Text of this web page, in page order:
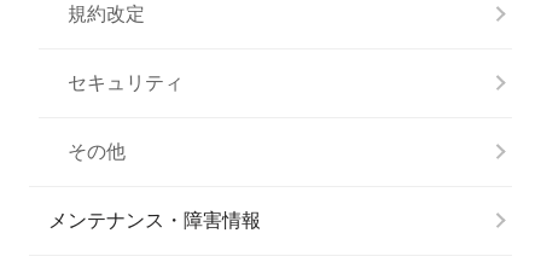
規約改定
セキュリティ
その他
メンテナンス・障害情報